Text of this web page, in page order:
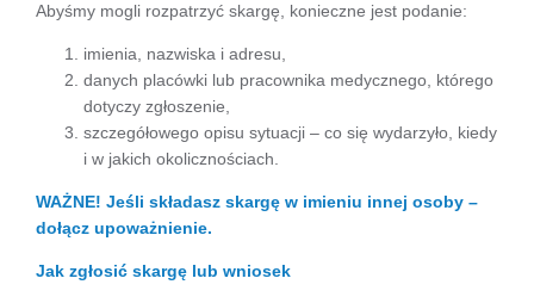
Abyśmy mogli rozpatrzyć skargę, konieczne jest podanie:
imienia, nazwiska i adresu,
danych placówki lub pracownika medycznego, którego
dotyczy zgłoszenie,
szczegółowego opisu sytuacji – co się wydarzyło, kiedy
i w jakich okolicznościach.
WAŻNE! Jeśli składasz skargę w imieniu innej osoby –
dołącz upoważnienie.
Jak zgłosić skargę lub wniosek